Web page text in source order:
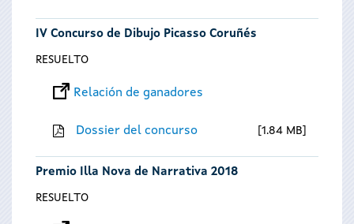
IV Concurso de Dibujo Picasso Coruñés
RESUELTO
Relación de ganadores
Dossier del concurso 1.84 MB
Premio Illa Nova de Narrativa 2018
RESUELTO